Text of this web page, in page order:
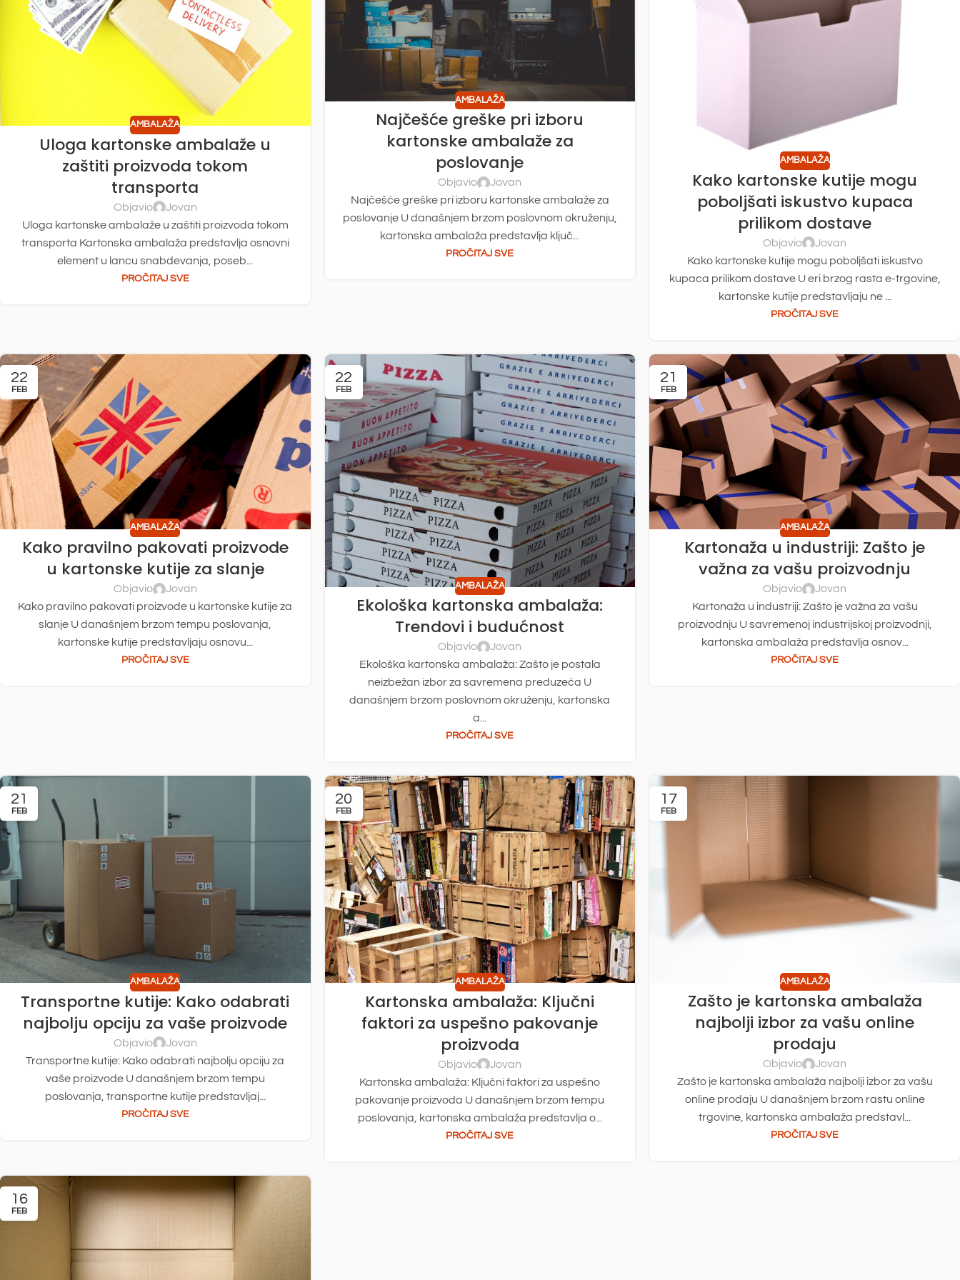
AMBALAŽA
Uloga kartonske ambalaže u
zaštiti proizvoda tokom
transporta
Objavio
Jovan
Uloga kartonske ambalaže u zaštiti proizvoda tokom
transporta Kartonska ambalaža predstavlja osnovni
element u lancu snabdevanja, poseb...
PROČITAJ SVE
AMBALAŽA
Najčešće greške pri izboru
kartonske ambalaže za
poslovanje
Objavio
Jovan
Najčešće greške pri izboru kartonske ambalaže za
poslovanje U današnjem brzom poslovnom okruženju,
kartonska ambalaža predstavlja ključ...
PROČITAJ SVE
AMBALAŽA
Kako kartonske kutije mogu
poboljšati iskustvo kupaca
prilikom dostave
Objavio
Jovan
Kako kartonske kutije mogu poboljšati iskustvo
kupaca prilikom dostave U eri brzog rasta e-trgovine,
kartonske kutije predstavljaju ne ...
PROČITAJ SVE
22
FEB
AMBALAŽA
Kako pravilno pakovati proizvode
u kartonske kutije za slanje
Objavio
Jovan
Kako pravilno pakovati proizvode u kartonske kutije za
slanje U današnjem brzom tempu poslovanja,
kartonske kutije predstavljaju osnovu...
PROČITAJ SVE
22
FEB
AMBALAŽA
Ekološka kartonska ambalaža:
Trendovi i budućnost
Objavio
Jovan
Ekološka kartonska ambalaža: Zašto je postala
neizbežan izbor za savremena preduzeća U
današnjem brzom poslovnom okruženju, kartonska
a...
PROČITAJ SVE
21
FEB
AMBALAŽA
Kartonaža u industriji: Zašto je
važna za vašu proizvodnju
Objavio
Jovan
Kartonaža u industriji: Zašto je važna za vašu
proizvodnju U savremenoj industrijskoj proizvodnji,
kartonska ambalaža predstavlja osnov...
PROČITAJ SVE
21
FEB
AMBALAŽA
Transportne kutije: Kako odabrati
najbolju opciju za vaše proizvode
Objavio
Jovan
Transportne kutije: Kako odabrati najbolju opciju za
vaše proizvode U današnjem brzom tempu
poslovanja, transportne kutije predstavljaj...
PROČITAJ SVE
20
FEB
AMBALAŽA
Kartonska ambalaža: Ključni
faktori za uspešno pakovanje
proizvoda
Objavio
Jovan
Kartonska ambalaža: Ključni faktori za uspešno
pakovanje proizvoda U današnjem brzom tempu
poslovanja, kartonska ambalaža predstavlja o...
PROČITAJ SVE
17
FEB
AMBALAŽA
Zašto je kartonska ambalaža
najbolji izbor za vašu online
prodaju
Objavio
Jovan
Zašto je kartonska ambalaža najbolji izbor za vašu
online prodaju U današnjem brzom rastu online
trgovine, kartonska ambalaža predstavl...
PROČITAJ SVE
16
FEB